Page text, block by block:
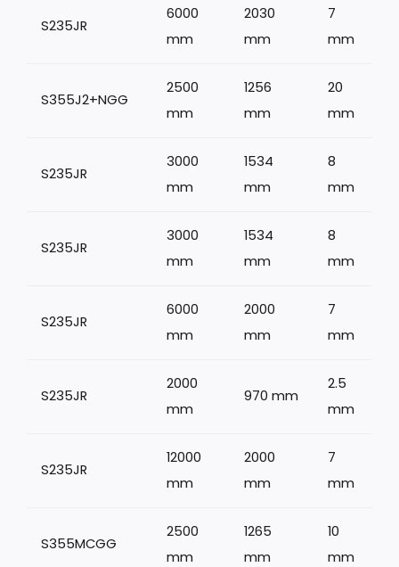
S235JR
6000
mm
2030
mm
7
mm
S355J2+NGG
2500
mm
1256
mm
20
mm
S235JR
3000
mm
1534
mm
8
mm
S235JR
3000
mm
1534
mm
8
mm
S235JR
6000
mm
2000
mm
7
mm
S235JR
2000
mm
970 mm
2.5
mm
S235JR
12000
mm
2000
mm
7
mm
S355MCGG
2500
mm
1265
mm
10
mm